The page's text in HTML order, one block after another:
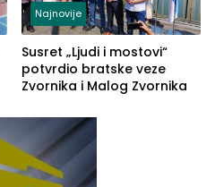
Najnovije
Susret „Ljudi i mostovi“
potvrdio bratske veze
Zvornika i Malog Zvornika